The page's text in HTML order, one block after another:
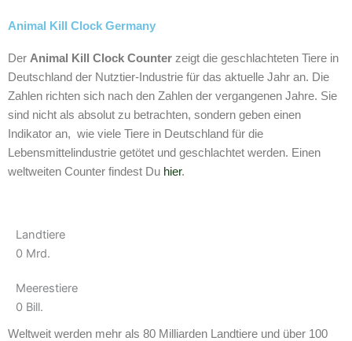
a
m
Animal Kill Clock Germany
Der Animal Kill Clock Counter zeigt die geschlachteten Tiere in
Deutschland der Nutztier-Industrie für das aktuelle Jahr an. Die
Zahlen richten sich nach den Zahlen der vergangenen Jahre. Sie
sind nicht als absolut zu betrachten, sondern geben einen
Indikator an, wie viele Tiere in Deutschland für die
Lebensmittelindustrie getötet und geschlachtet werden. Einen
weltweiten Counter findest Du hier.
Landtiere
0 Mrd.
Meerestiere
0 Bill.
Weltweit werden mehr als 80 Milliarden Landtiere und über 100